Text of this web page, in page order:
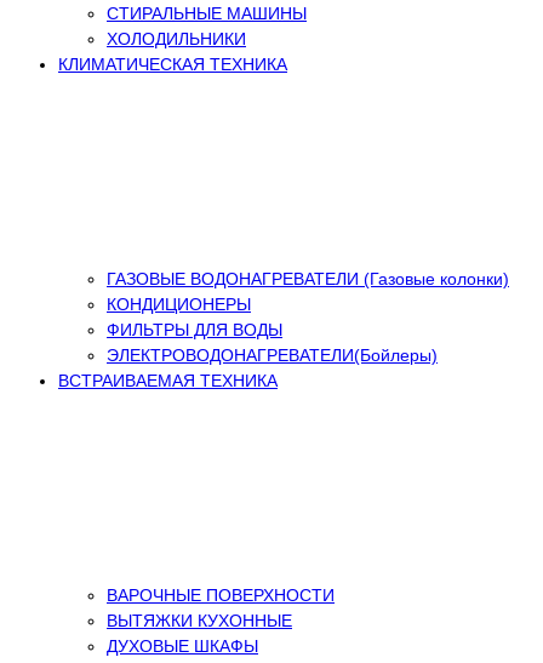
СТИРАЛЬНЫЕ МАШИНЫ
ХОЛОДИЛЬНИКИ
КЛИМАТИЧЕСКАЯ ТЕХНИКА
ГАЗОВЫЕ ВОДОНАГРЕВАТЕЛИ (Газовые колонки)
КОНДИЦИОНЕРЫ
ФИЛЬТРЫ ДЛЯ ВОДЫ
ЭЛЕКТРОВОДОНАГРЕВАТЕЛИ(Бойлеры)
ВСТРАИВАЕМАЯ ТЕХНИКА
ВАРОЧНЫЕ ПОВЕРХНОСТИ
ВЫТЯЖКИ КУХОННЫЕ
ДУХОВЫЕ ШКАФЫ